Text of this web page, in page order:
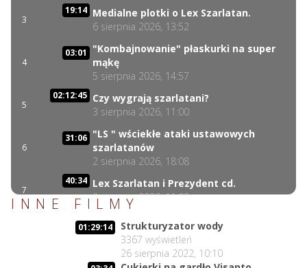
3
19:14 Medialne plotki o Lex Szarlatan.
6 sierpnia 2026, 13:52
4
03:01
"Kombajnowanie" płaskurki na super
mąkę
5 sierpnia 2026, 14:57
5
02:12:45 Czy wygrają szarlatani?
3 sierpnia 2026, 11:00
6
31:06 "LS " wściekłe ataki ustawowych
szarlatanów
2 sierpnia 2026, 18:08
7
40:34 Lex Szarlatan i Prezydent cd.
2 sierpnia 2026, 11:09
06:35 Czego nie może się doczekać dr
Suwała?
1 sierpnia 2026, 16:01
INNE FILMY
01:29:14
Strukturyzator wody
3367 wyświetleń
26 sierpnia 2022, 10:10